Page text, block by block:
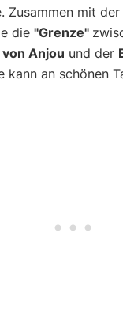
Zusammen mit
die "Grenze"
von Anjou und der
kann an schönen